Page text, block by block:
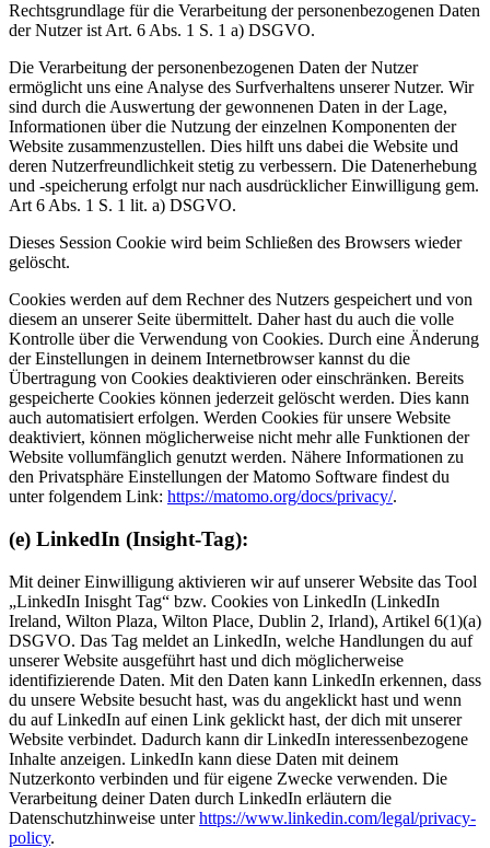
Rechtsgrundlage für die Verarbeitung der personenbezogenen Daten
der Nutzer ist Art. 6 Abs. 1 S. 1 a) DSGVO.
Die Verarbeitung der personenbezogenen Daten der Nutzer
ermöglicht uns eine Analyse des Surfverhaltens unserer Nutzer. Wir
sind durch die Auswertung der gewonnenen Daten in der Lage,
Informationen über die Nutzung der einzelnen Komponenten der
Website zusammenzustellen. Dies hilft uns dabei die Website und
deren Nutzerfreundlichkeit stetig zu verbessern. Die Datenerhebung
und -speicherung erfolgt nur nach ausdrücklicher Einwilligung gem.
Art 6 Abs. 1 S. 1 lit. a) DSGVO.
Dieses Session Cookie wird beim Schließen des Browsers wieder
gelöscht.
Cookies werden auf dem Rechner des Nutzers gespeichert und von
diesem an unserer Seite übermittelt. Daher hast du auch die volle
Kontrolle über die Verwendung von Cookies. Durch eine Änderung
der Einstellungen in deinem Internetbrowser kannst du die
Übertragung von Cookies deaktivieren oder einschränken. Bereits
gespeicherte Cookies können jederzeit gelöscht werden. Dies kann
auch automatisiert erfolgen. Werden Cookies für unsere Website
deaktiviert, können möglicherweise nicht mehr alle Funktionen der
Website vollumfänglich genutzt werden. Nähere Informationen zu
den Privatsphäre Einstellungen der Matomo Software findest du
unter folgendem Link: https://matomo.org/docs/privacy/.
(e) LinkedIn (Insight-Tag):
Mit deiner Einwilligung aktivieren wir auf unserer Website das Tool
„LinkedIn Inisght Tag“ bzw. Cookies von LinkedIn (LinkedIn
Ireland, Wilton Plaza, Wilton Place, Dublin 2, Irland), Artikel 6(1)(a)
DSGVO. Das Tag meldet an LinkedIn, welche Handlungen du auf
unserer Website ausgeführt hast und dich möglicherweise
identifizierende Daten. Mit den Daten kann LinkedIn erkennen, dass
du unsere Website besucht hast, was du angeklickt hast und wenn
du auf LinkedIn auf einen Link geklickt hast, der dich mit unserer
Website verbindet. Dadurch kann dir LinkedIn interessenbezogene
Inhalte anzeigen. LinkedIn kann diese Daten mit deinem
Nutzerkonto verbinden und für eigene Zwecke verwenden. Die
Verarbeitung deiner Daten durch LinkedIn erläutern die
Datenschutzhinweise unterhttps://www.linkedin.com/legal/privacy-
policy.